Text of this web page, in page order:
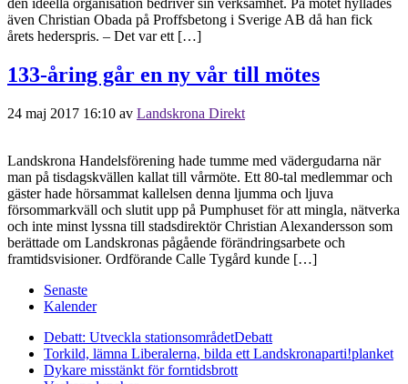
även Christian Obada på Proffsbetong i Sverige AB då han fick
årets hederspris. – Det var ett […]
133-åring går en ny vår till mötes
24 maj 2017 16:10 av Landskrona Direkt
Landskrona Handelsförening hade tumme med vädergudarna när
man på tisdagskvällen kallat till vårmöte. Ett 80-tal medlemmar och
gäster hade hörsammat kallelsen denna ljumma och ljuva
försommarkväll och slutit upp på Pumphuset för att mingla, nätverka
och inte minst lyssna till stadsdirektör Christian Alexandersson som
berättade om Landskronas pågående förändringsarbete och
framtidsvisioner. Ordförande Calle Tygård kunde […]
Senaste
Kalender
Debatt: Utveckla stationsområdetDebatt
Torkild, lämna Liberalerna, bilda ett Landskronaparti!planket
Dykare misstänkt för forntidsbrott